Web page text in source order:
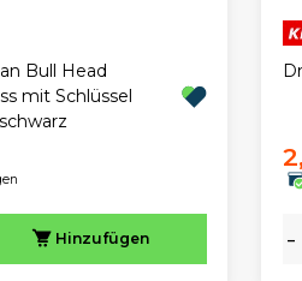
Bull Head
mit Schlüssel
Hinzufügen -